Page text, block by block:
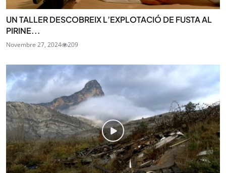
UN TALLER DESCOBREIX L’EXPLOTACIÓ DE FUSTA AL
PIRINE...
Novembre 27, 2024 209